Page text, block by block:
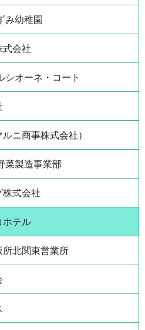
み幼稚園
式会社
シオーネ・コート
ニ商事株式会社）
菜製造事業部
株式会社
ホテル
北関東営業所